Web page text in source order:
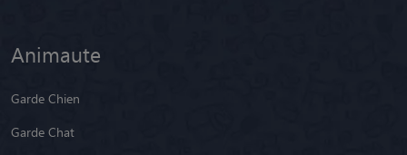
Animaute
Garde Chien
Garde Chat